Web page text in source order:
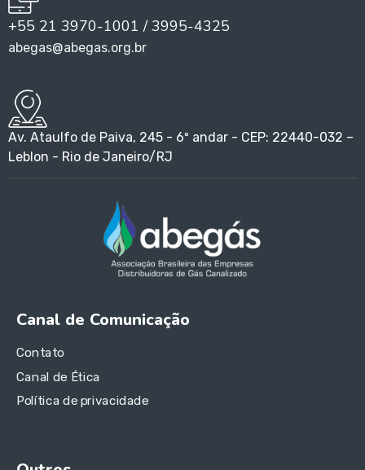
+55 21 3970-1001 / 3995-4325
abegas@abegas.org.br
Av. Ataulfo de Paiva, 245 - 6º andar - CEP: 22440-032 –
Leblon - Rio de Janeiro/RJ
Canal de Comunicação
Contato
Canal de Ética
Política de privacidade